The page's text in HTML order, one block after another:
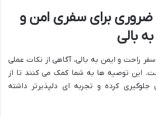
برای سفری امن و
بالی
راحت و ایمن به بالی، آگاهی از نکات عملی
این توصیه ها به شما کمک می کنند تا از
کرده و تجربه ای دلپذیرتر داشته